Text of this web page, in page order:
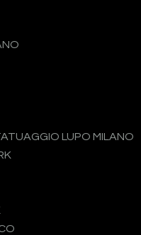
LUPO MILANO